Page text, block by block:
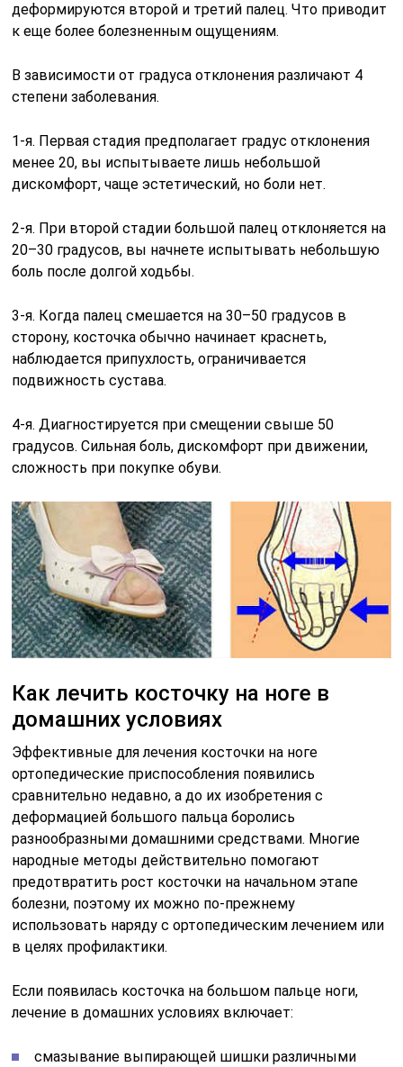
деформируются второй и третий палец. Что приводит
к еще более болезненным ощущениям.
В зависимости от градуса отклонения различают 4
степени заболевания.
1-я. Первая стадия предполагает градус отклонения
менее 20, вы испытываете лишь небольшой
дискомфорт, чаще эстетический, но боли нет.
2-я. При второй стадии большой палец отклоняется на
20–30 градусов, вы начнете испытывать небольшую
боль после долгой ходьбы.
3-я. Когда палец смешается на 30–50 градусов в
сторону, косточка обычно начинает краснеть,
наблюдается припухлость, ограничивается
подвижность сустава.
4-я. Диагностируется при смещении свыше 50
градусов. Сильная боль, дискомфорт при движении,
сложность при покупке обуви.
Как лечить косточку на ноге в
домашних условиях
Эффективные для лечения косточки на ноге
ортопедические приспособления появились
сравнительно недавно, а до их изобретения с
деформацией большого пальца боролись
разнообразными домашними средствами. Многие
народные методы действительно помогают
предотвратить рост косточки на начальном этапе
болезни, поэтому их можно по-прежнему
использовать наряду с ортопедическим лечением или
в целях профилактики.
Если появилась косточка на большом пальце ноги,
лечение в домашних условиях включает:
смазывание выпирающей шишки различными